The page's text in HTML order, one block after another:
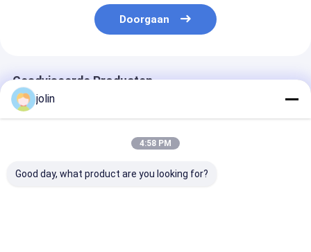
Doorgaan
Geadviseerde Producten
jolin
4:58 PM
Good day, what product are you looking for?